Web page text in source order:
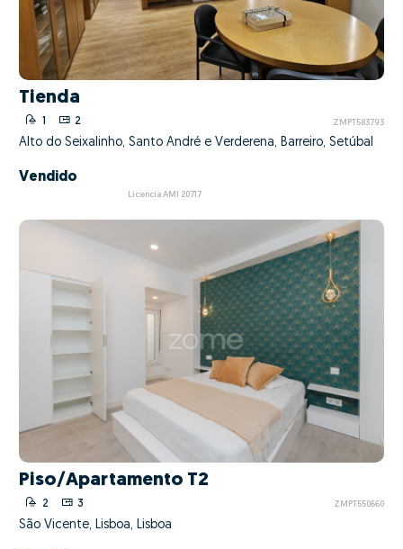
Tienda
2 ZMPT583793
Alto do Seixalinho, Santo André e Verderena, Barreiro, Setúbal
Vendido
Licencia AMI 20717
Piso/Apartamento T2
2 3 ZMPT550660
São Vicente, Lisboa, Lisboa